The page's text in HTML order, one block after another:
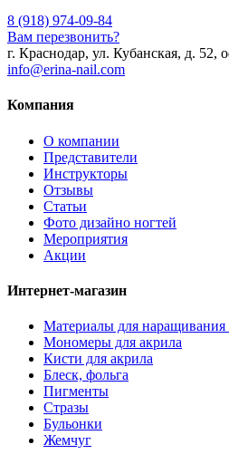
8 (918) 974-09-84
Вам перезвонить?
г. Краснодар, ул. Кубанская, д. 52,
info@erina-nail.com
Компания
О компании
Представители
Инструкторы
Отзывы
Статьи
Фото дизайно ногтей
Мероприятия
Акции
Интернет-магазин
Материалы для наращивания
Мономеры для акрила
Кисти для акрила
Блеск, фольга
Пигменты
Стразы
Бульонки
Жемчуг